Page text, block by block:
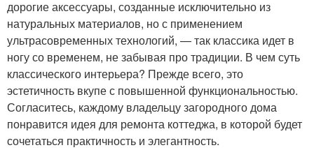
дорогие аксессуары, созданные исключительно из
натуральных материалов, но с применением
ультрасовременных технологий, — так классика идет в
ногу со временем, не забывая про традиции. В чем суть
классического интерьера? Прежде всего, это
эстетичность вкупе с повышенной функциональностью.
Согласитесь, каждому владельцу загородного дома
понравится идея для ремонта коттеджа, в которой будет
сочетаться практичность и элегантность.